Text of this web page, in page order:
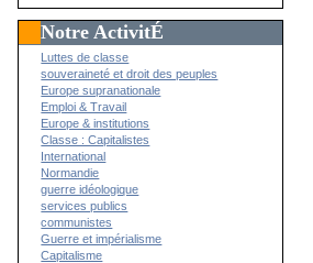
Notre ActivitÉ
Luttes de classe
souveraineté et droit des peuples
Europe supranationale
Emploi & Travail
Europe & institutions
Classe : Capitalistes
International
Normandie
guerre idéologique
services publics
communistes
Guerre et impérialisme
Capitalisme